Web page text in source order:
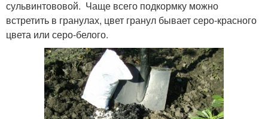
сульвинтововой. Чаще всего подкормку можно
встретить в гранулах, цвет гранул бывает серо-красного
цвета или серо-белого.